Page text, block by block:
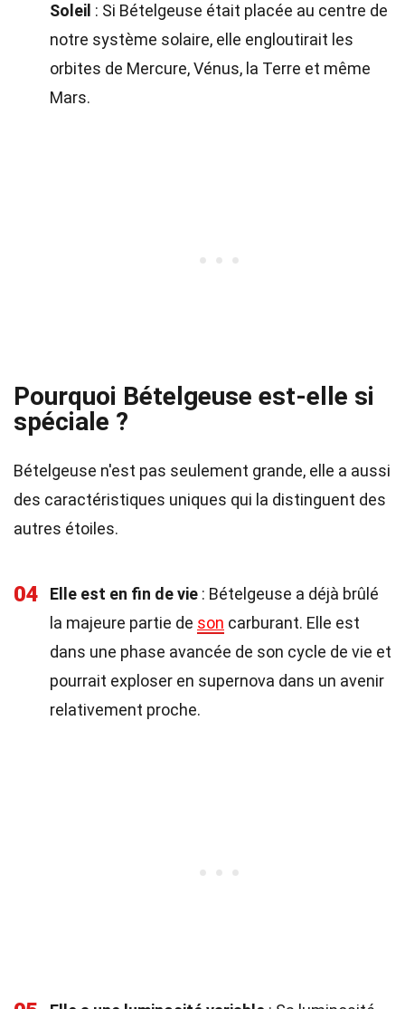
Soleil : Si Bételgeuse était placée au centre de
notre système solaire, elle engloutirait les
orbites de Mercure, Vénus, la Terre et même
Mars.
Pourquoi Bételgeuse est-elle si
spéciale ?
Bételgeuse n'est pas seulement grande, elle a aussi
des caractéristiques uniques qui la distinguent des
autres étoiles.
04 Elle est en fin de vie : Bételgeuse a déjà brûlé
la majeure partie de son carburant. Elle est
dans une phase avancée de son cycle de vie et
pourrait exploser en supernova dans un avenir
relativement proche.